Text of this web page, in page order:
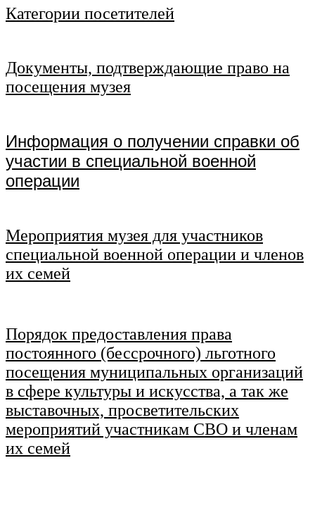
Категории посетителей
Документы, подтверждающие право на
посещения музея
Информация о получении справки об
участии в специальной военной
операции
Мероприятия музея для участников
специальной военной операции и членов
их семей
Порядок предоставления права
постоянного (бессрочного) льготного
посещения муниципальных организаций
в сфере культуры и искусства, а так же
выставочных, просветительских
мероприятий участникам СВО и членам
их семей